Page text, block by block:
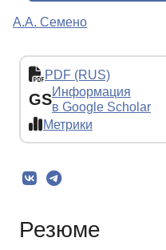
А.А. Семено
PDF (RUS)
GSИнформация
в Google Scholar
Метрики
Резюме